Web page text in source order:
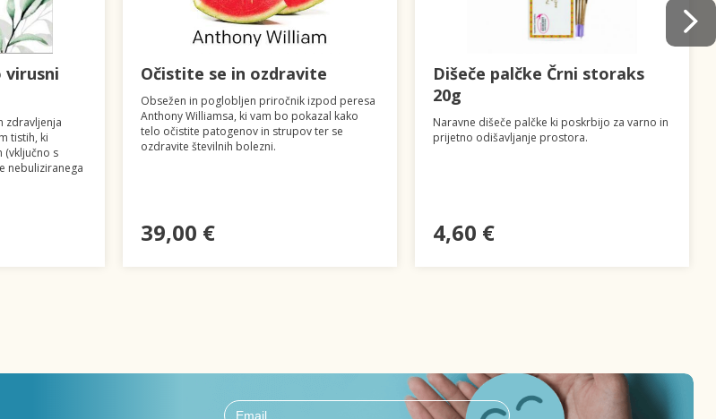
virusni
zdravljenja
tistih, ki
(vključno s
nebuliziranega
Očistite se in ozdravite
Obsežen in poglobljen priročnik izpod peresa
Anthony Williamsa, ki vam bo pokazal kako
telo očistite patogenov in strupov ter se
ozdravite številnih bolezni.
39,00 €
Dišeče palčke Črni storaks
20g
Naravne dišeče palčke ki poskrbijo za varno in
prijetno odišavljanje prostora.
4,60 €